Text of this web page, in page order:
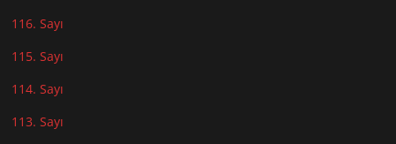
116. Sayı
115. Sayı
114. Sayı
113. Sayı